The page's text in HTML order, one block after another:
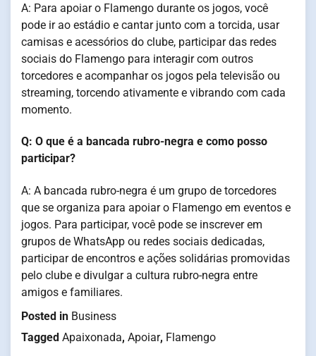
A: Para apoiar o Flamengo durante os jogos, você
pode ir ao estádio e cantar junto com a torcida, usar
camisas e acessórios do clube, participar das redes
sociais do Flamengo para interagir com outros
torcedores e acompanhar os jogos pela televisão ou
streaming, torcendo ativamente e vibrando com cada
momento.
Q: O que é a bancada rubro-negra e como posso
participar?
A: A bancada rubro-negra é um grupo de torcedores
que se organiza para apoiar o Flamengo em eventos e
jogos. Para participar, você pode se inscrever em
grupos de WhatsApp ou redes sociais dedicadas,
participar de encontros e ações solidárias promovidas
pelo clube e divulgar a cultura rubro-negra entre
amigos e familiares.
Posted in Business
Tagged Apaixonada, Apoiar, Flamengo